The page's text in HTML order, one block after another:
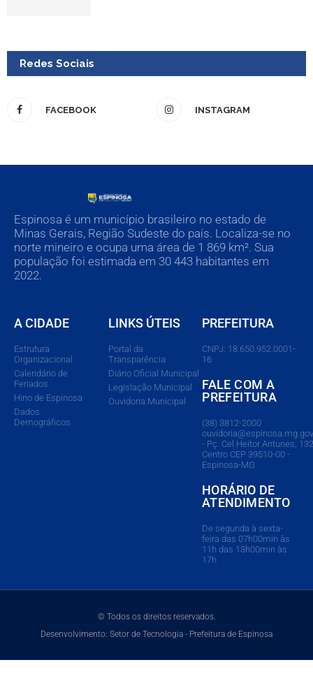
Redes Sociais
FACEBOOK INSTAGRAM
Espinosa é um município brasileiro no estado de
Minas Gerais, Região Sudeste do país. Localiza-se no
norte mineiro e ocupa uma área de 1 869 km². Sua
população foi estimada em 30 443 habitantes em
2022.
A CIDADE
Estrutura
Organizacional
Calendário de
Feriados
Hino de Espinosa
Dados
Demográficos
LINKS ÚTEIS
Portal da
Transparência
Diário Oficial Municipal
Legislação Municipal
Ouvidoria Municipal
PREFEITURA
CNPJ: 18.650.952.0001-
16
FALE COM A
PREFEITURA
(38) 3812-2000
- Pç. Cel Heitor Antunes,
Centro CEP 39510-00 -
Espinosa-MG
HORÁRIO DE
ATENDIMENTO
De segunda à sexta-
feira das 07h00min às
11h das 13h00min às
17h
© Todos os direitos reservados.
Desenvolvimento: Setor de Tecnologia - Prefeitura de Espinosa